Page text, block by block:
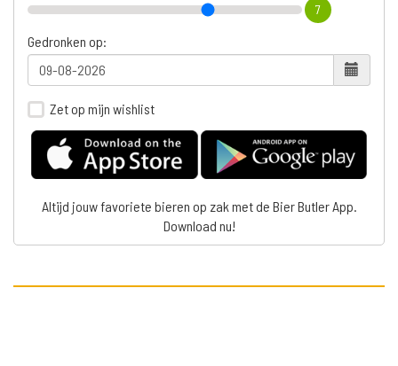
7
Gedronken op:
Zet op mijn wishlist
Altijd jouw favoriete bieren op zak met de Bier Butler App.
Download nu!